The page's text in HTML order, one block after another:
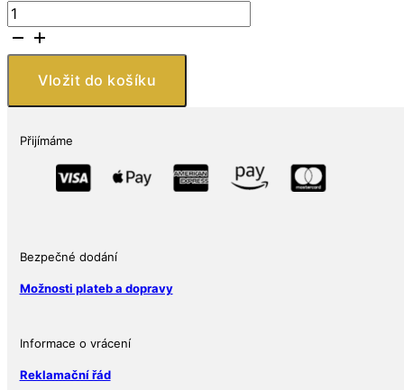
Stříbrná
medaile
Walking
Liberty
USA
Adolpha
design
množství
Vložit do košíku
Přijímáme
Bezpečné dodání
Možnosti plateb a dopravy
Informace o vrácení
Reklamační řád